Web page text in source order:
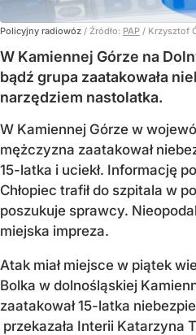
Policyjny radiowóz / Źródło: PAP / Krzysztof
W Kamiennej Górze na
bądź grupa zaatakowała
narzędziem nastolatka.
W Kamiennej Górze w
mężczyzna zaatakował
15-latka i uciekł. Informację
Chłopiec trafił do szpitala w
poszukuje sprawcy.
miejska impreza.
Atak miał miejsce w piątek
Bolka w dolnośląskiej
zaatakował 15-latka
przekazała Interii Katarzyna